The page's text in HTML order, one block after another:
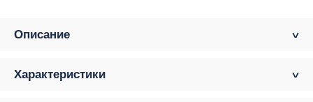
Описание
Характеристики